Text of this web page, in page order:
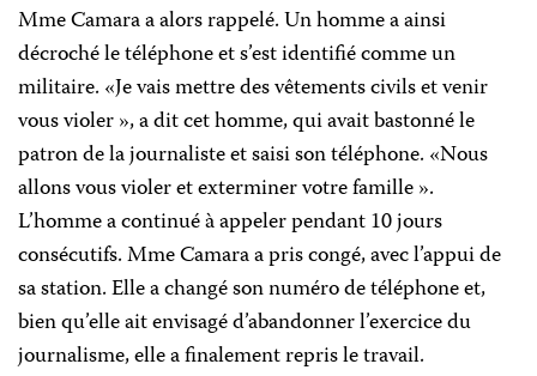
MmeCamara a alors rappelé. Un homme a ainsi
décroché le téléphone et s’est identifié comme un
militaire. «Je vais mettre des vêtements civils et venir
vous violer », a dit cet homme, qui avait bastonné le
patron de la journaliste et saisi son téléphone. «Nous
allons vous violer et exterminer votre famille ».
L’homme a continué à appeler pendant 10 jours
consécutifs. Mme Camara a pris congé, avec l’appui de
sa station. Elle a changé son numéro de téléphone et,
bien qu’elle ait envisagé d’abandonner l’exercice du
journalisme, elle a finalement repris le travail.